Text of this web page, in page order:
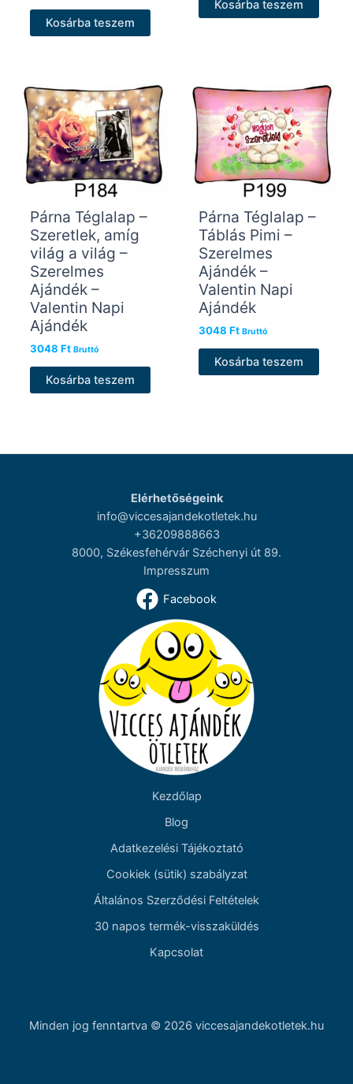
Kosárba teszem
Kosárba teszem
Párna Téglalap –
Szeretlek, amíg
világ a világ –
Szerelmes
Ajándék –
Valentin Napi
Ajándék
3048 Ft Bruttó
Kosárba teszem
Párna Téglalap –
Táblás Pimi –
Szerelmes
Ajándék –
Valentin Napi
Ajándék
3048 Ft Bruttó
Kosárba teszem
Elérhetőségeink
info@viccesajandekotletek.hu
+36209888663
8000, Székesfehérvár Széchenyi út 89.
Impresszum
Facebook
Kezdőlap
Blog
Adatkezelési Tájékoztató
Cookiek (sütik) szabályzat
Általános Szerződési Feltételek
30 napos termék-visszaküldés
Kapcsolat
Minden jog fenntartva © 2026 viccesajandekotletek.hu